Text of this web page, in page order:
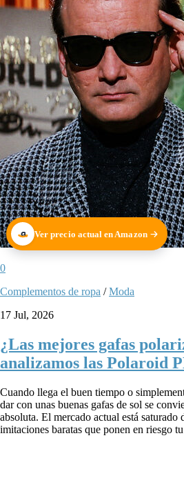
Ver precio actual en Amazon
0
Complementos de ropa /Moda
17 Jul, 2026
¿Las mejores gafas
analizamos las Polaroid
Cuando llega el buen tiempo o
dar con unas buenas gafas de sol se
absoluta. El mercado actual está saturado
imitaciones baratas que ponen en riesgo